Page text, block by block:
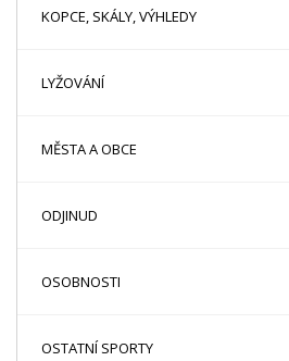
KOPCE, SKÁLY, VÝHLEDY
LYŽOVÁNÍ
MĚSTA A OBCE
ODJINUD
OSOBNOSTI
OSTATNÍ SPORTY